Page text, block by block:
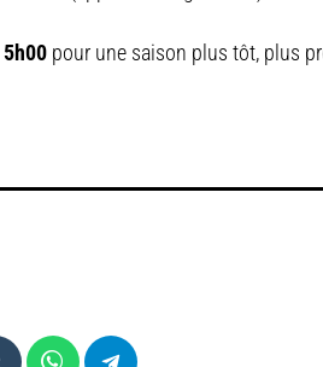
pour une saison plus tôt, plus